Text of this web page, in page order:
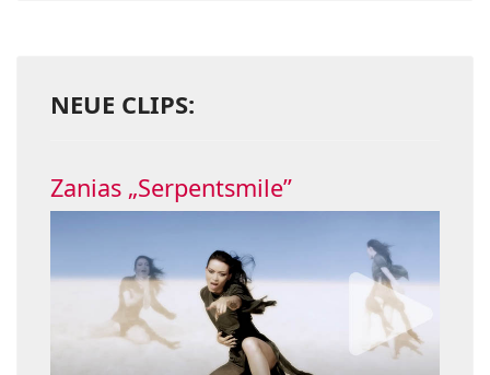
NEUE CLIPS:
Zanias „Serpentsmile”